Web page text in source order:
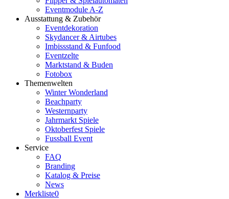
Eventmodule A-Z
Ausstattung & Zubehör
Eventdekoration
Skydancer & Airtubes
Imbissstand & Funfood
Eventzelte
Marktstand & Buden
Fotobox
Themenwelten
Winter Wonderland
Beachparty
Westernparty
Jahrmarkt Spiele
Oktoberfest Spiele
Fussball Event
Service
FAQ
Branding
Katalog & Preise
News
Merkliste0